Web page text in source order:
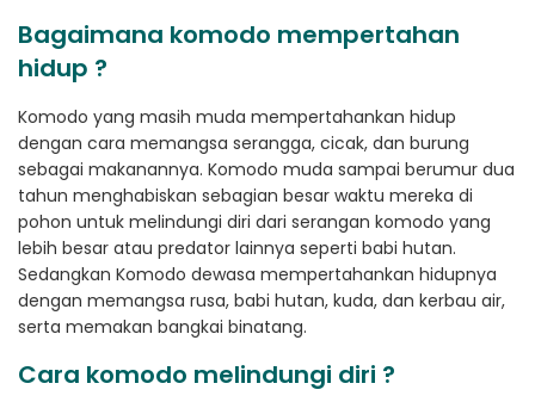
Bagaimana komodo mempertahan
hidup ?
Komodo yang masih muda mempertahankan hidup
dengan cara memangsa serangga, cicak, dan burung
sebagai makanannya. Komodo muda sampai berumur dua
tahun menghabiskan sebagian besar waktu mereka di
pohon untuk melindungi diri dari serangan komodo yang
lebih besar atau predator lainnya seperti babi hutan.
Sedangkan Komodo dewasa mempertahankan hidupnya
dengan memangsa rusa, babi hutan, kuda, dan kerbau air,
serta memakan bangkai binatang.
Cara komodo melindungi diri ?